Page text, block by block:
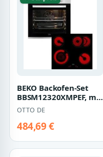
BEKO Backofen-Set
BBSM12320XMPEF, mit
1-fach-
Teleskopauszug,
Pyrolyse-…
OTTO DE
484,69 €